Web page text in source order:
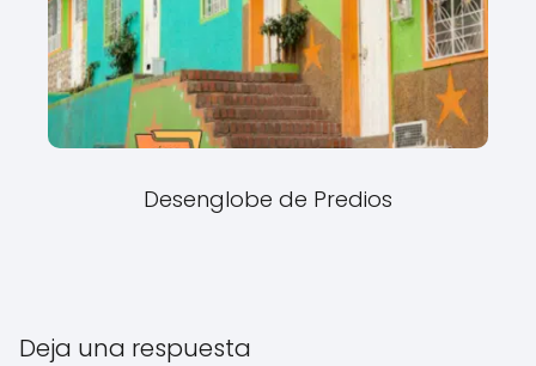
Desenglobe de Predios
Deja una respuesta